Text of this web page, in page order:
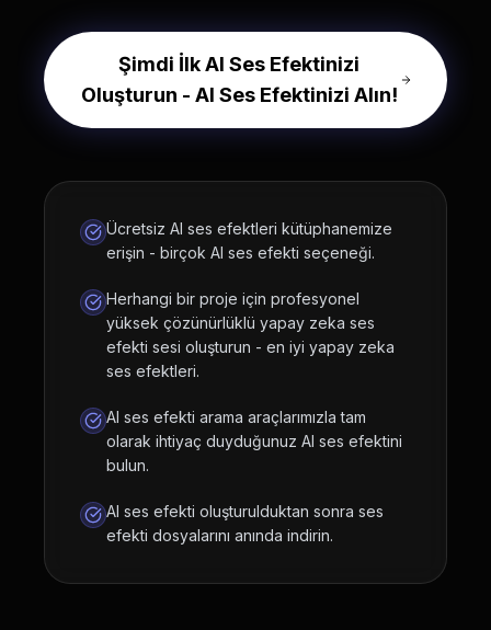
Şimdi İlk AI Ses Efektinizi
Oluşturun - AI Ses Efektinizi Alın!
Ücretsiz AI ses efektleri kütüphanemize
erişin - birçok AI ses efekti seçeneği.
Herhangi bir proje için profesyonel
yüksek çözünürlüklü yapay zeka ses
efekti sesi oluşturun - en iyi yapay zeka
ses efektleri.
AI ses efekti arama araçlarımızla tam
olarak ihtiyaç duyduğunuz AI ses efektini
bulun.
AI ses efekti oluşturulduktan sonra ses
efekti dosyalarını anında indirin.